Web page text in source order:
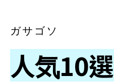
ガサゴソ
人気10選